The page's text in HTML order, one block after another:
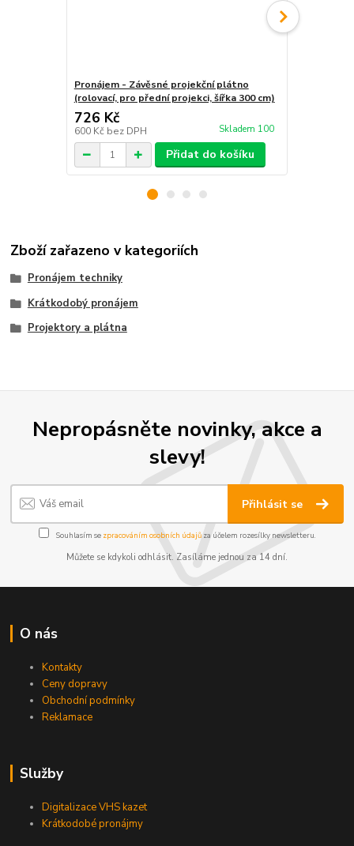
Pronájem - Závěsné projekční plátno
(rolovací, pro přední projekci, šířka 300 cm)
726 Kč
600 Kč bez DPH Skladem 100
Přidat do košíku
Zboží zařazeno v kategoriích
Pronájem techniky
Krátkodobý pronájem
Projektory a plátna
Nepropásněte novinky, akce a
slevy!
Přihlásit se
Souhlasím se zpracováním osobních údajůza účelem rozesílky newsletteru.
Můžete se kdykoli odhlásit. Zasíláme jednou za 14 dní.
O nás
Kontakty
Ceny dopravy
Obchodní podmínky
Reklamace
Služby
Digitalizace VHS kazet
Krátkodobé pronájmy